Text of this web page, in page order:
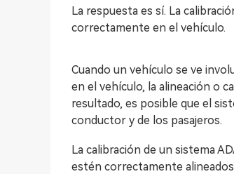
La respuesta es sí. La
correctamente en el vehículo.
Cuando un vehículo se ve
en el vehículo, la alineación o
resultado, es posible que el
conductor y de los pasajeros.
La calibración de un sistema
estén correctamente